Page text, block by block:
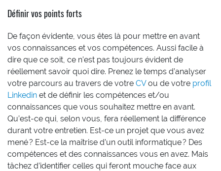
Définir vos points forts
De façon évidente, vous êtes là pour mettre en avant
vos connaissances et vos compétences. Aussi facile à
dire que ce soit, ce n’est pas toujours évident de
réellement savoir quoi dire. Prenez le temps d’analyser
votre parcours au travers de votre CVou de votre profil
Linkedin et de définir les compétences et/ou
connaissances que vous souhaitez mettre en avant.
Qu’est-ce qui, selon vous, fera réellement la différence
durant votre entretien. Est-ce un projet que vous avez
mené ? Est-ce la maîtrise d’un outil informatique ? Des
compétences et des connaissances vous en avez. Mais
tâchez d’identifier celles qui feront mouche face aux